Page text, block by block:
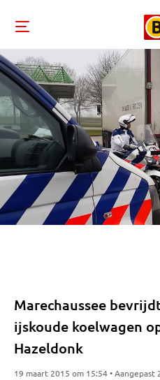
Marechaussee
ijskoude koelwagen
Hazeldonk
19 maart 2015 om 15:54 •